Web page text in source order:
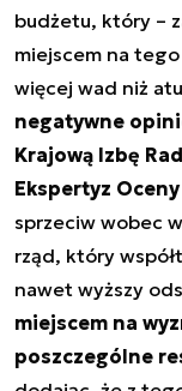
budżetu, który –
miejscem na
więcej wad niż
negatywne
Krajową Izbę
Ekspertyz
sprzeciw wobec
rząd, który
nawet wyższy
miejscem na
poszczególne